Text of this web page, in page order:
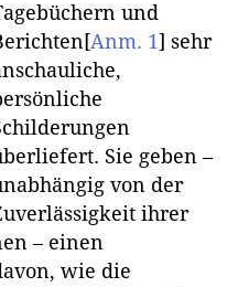
und
[Anm. 1] sehr
Sie geben –
von der
ihrer
– einen
wie die